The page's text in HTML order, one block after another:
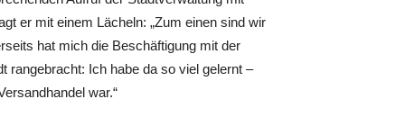
er mit einem Lächeln: „Zum einen sind wir
hat mich die Beschäftigung mit der
rangebracht: Ich habe da so viel gelernt –
war.“